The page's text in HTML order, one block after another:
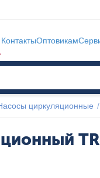
КонтактыОптовикам
циркуляционные /